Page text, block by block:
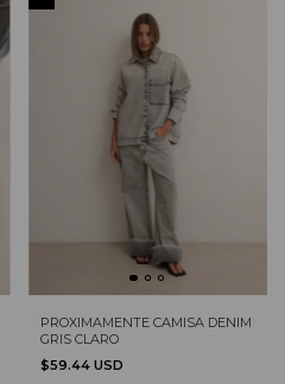
PROXIMAMENTE CAMISA DENIM
GRIS CLARO
$59.44 USD